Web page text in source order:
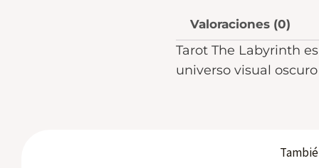
Valoraciones (0)
Tarot The Labyrinth
universo visual